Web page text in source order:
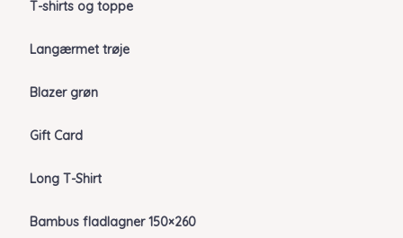
T-shirts og toppe
Langærmet trøje
Blazer grøn
Gift Card
Long T-Shirt
Bambus fladlagner 150×260